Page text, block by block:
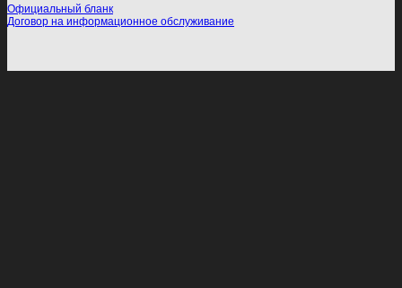
Официальный бланк
Договор на информационное обслуживание